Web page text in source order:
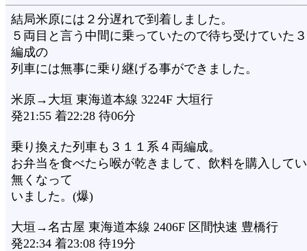
結局米原には２分遅れで到着しました。
５両目と言う中間に乗っていたので待ち受けていた
編成の
列車には無事に乗り継げる事ができました。
米原→大垣 東海道本線 3224F 大垣行
発21:55 着22:28 待06分
乗り換えた列車も３１１系４両編成。
お弁当を食べたら喉が乾きまして、飲料を購入して
無くなって
いました。(爆)
大垣→名古屋 東海道本線 2406F 区間快速 豊橋行
発22:34 着23:08 待19分